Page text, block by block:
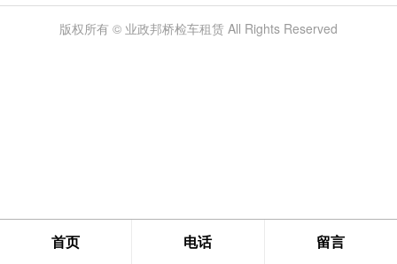
版权所有 © 业政邦桥检车租赁 All Rights Reserved
首页 电话 留言